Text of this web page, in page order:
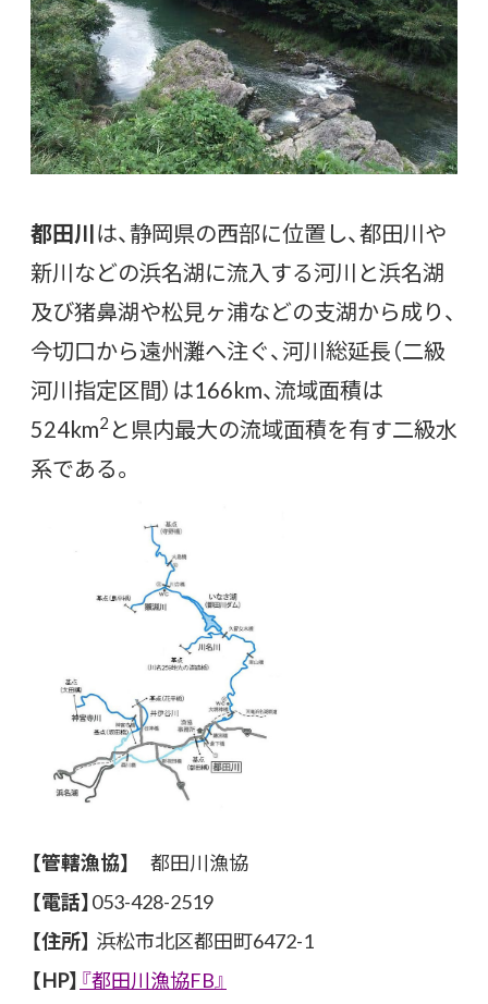
都田川は、静岡県の西部に位置し、都田川や
新川などの浜名湖に流入する河川と浜名湖
及び猪鼻湖や松見ヶ浦などの支湖から成り、
今切口から遠州灘へ注ぐ、河川総延長（二級
河川指定区間）は166km、流域面積は
524km2 と県内最大の流域面積を有す二級水
系である。
【管轄漁協】
都田川漁協
【電話】053-428-2519
【住所】 浜松市北区都田町6472-1
【HP】 『都田川漁協FB』